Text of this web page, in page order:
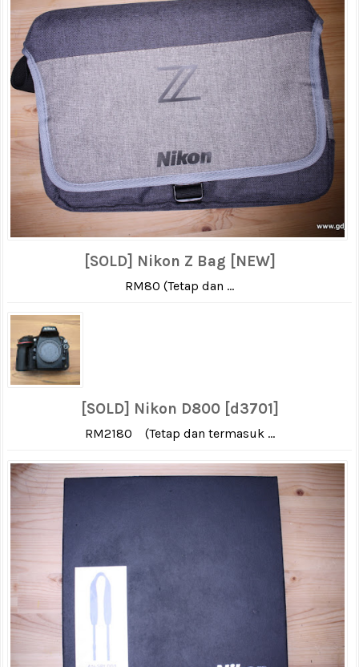
[SOLD] Nikon Z Bag [NEW]
RM80 (Tetap dan ...
[SOLD] Nikon D800 [d3701]
RM2180 (Tetap dan termasuk ...